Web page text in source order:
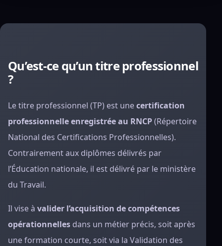
Qu’est-ce qu’un titre professionnel
?
Le titre professionnel (TP) est unecertification
professionnelle enregistrée au RNCP(Répertoire
National des Certifications Professionnelles).
Contrairement aux diplômes délivrés par
l’Éducation nationale, il est délivré par le ministère
du Travail.
Il vise à valider l’acquisition de compétences
opérationnelles dans un métier précis, soit après
une formation courte, soit via la Validation des